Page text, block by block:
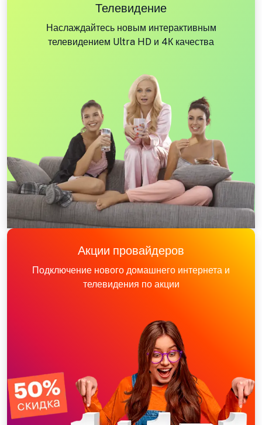
Телевидение
Наслаждайтесь новым интерактивным
телевидением Ultra HD и 4К качества
Акции провайдеров
Подключение нового домашнего интернета и
телевидения по акции